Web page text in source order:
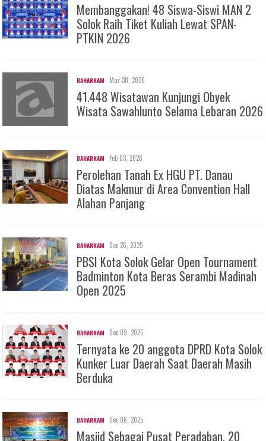
Membanggakan! 48 Siswa-Siswi MAN 2
Solok Raih Tiket Kuliah Lewat SPAN-
PTKIN 2026
BAHARKAM Mar 30, 2026
41.448 Wisatawan Kunjungi Obyek
Wisata Sawahlunto Selama Lebaran 2026
BAHARKAM Feb 03, 2026
Perolehan Tanah Ex HGU PT. Danau
Diatas Makmur di Area Convention Hall
Alahan Panjang
BAHARKAM Dec 26, 2025
PBSI Kota Solok Gelar Open Tournament
Badminton Kota Beras Serambi Madinah
Open 2025
BAHARKAM Dec 09, 2025
Ternyata ke 20 anggota DPRD Kota Solok
Kunker Luar Daerah Saat Daerah Masih
Berduka
BAHARKAM Dec 06, 2025
Masjid Sebagai Pusat Peradaban, 20